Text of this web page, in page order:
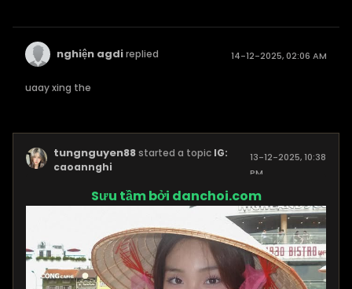
nghiện agdireplied 14-12-2025, 02:06 AM
uaay xing the
tungnguyen88started a topic IG:
caoannghi
13-12-2025, 10:38
PM
Sưu tầm bởi danchoi.com